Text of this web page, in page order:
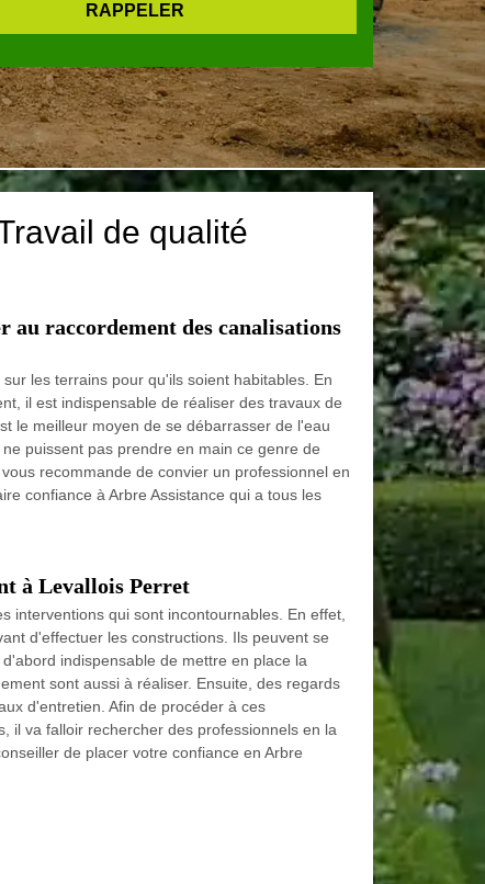
de qualité
au raccordement des canalisations
les terrains pour qu'ils soient habitables. En
il est indispensable de réaliser des travaux de
le meilleur moyen de se débarrasser de l'eau
puissent pas prendre en main ce genre de
recommande de convier un professionnel en
confiance à Arbre Assistance qui a tous les
à Levallois Perret
interventions qui sont incontournables. En effet,
d'effectuer les constructions. Ils peuvent se
indispensable de mettre en place la
sont aussi à réaliser. Ensuite, des regards
d'entretien. Afin de procéder à ces
il va falloir rechercher des professionnels en la
de placer votre confiance en Arbre